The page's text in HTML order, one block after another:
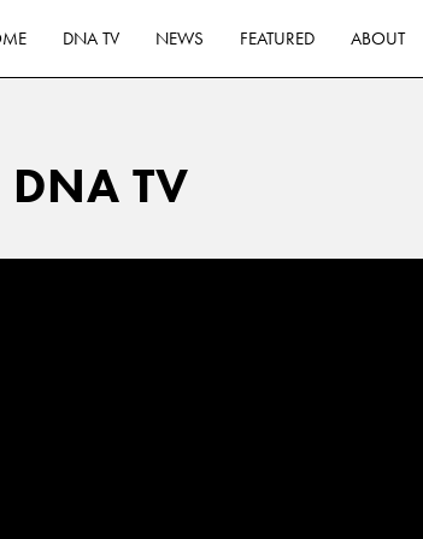
DNA TV NEWS FEATURED ABOUT
DNA TV